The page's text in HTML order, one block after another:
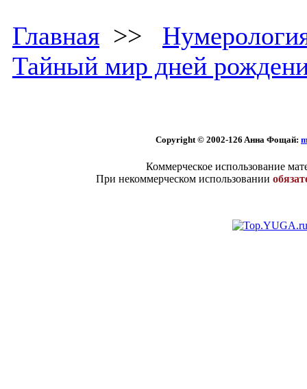
Главная >>
Тайный мир дней
Copyright © 2002-126 Aннa Фoщaй:
Коммерческое использование
При некоммерческом использовании